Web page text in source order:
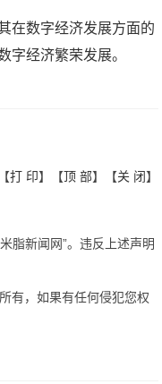
在数字经济发展方面的
字经济繁荣发展。
【打 印】【顶 部】【关 闭】
脂新闻网”。违反上述声明
有，如果有任何侵犯您权